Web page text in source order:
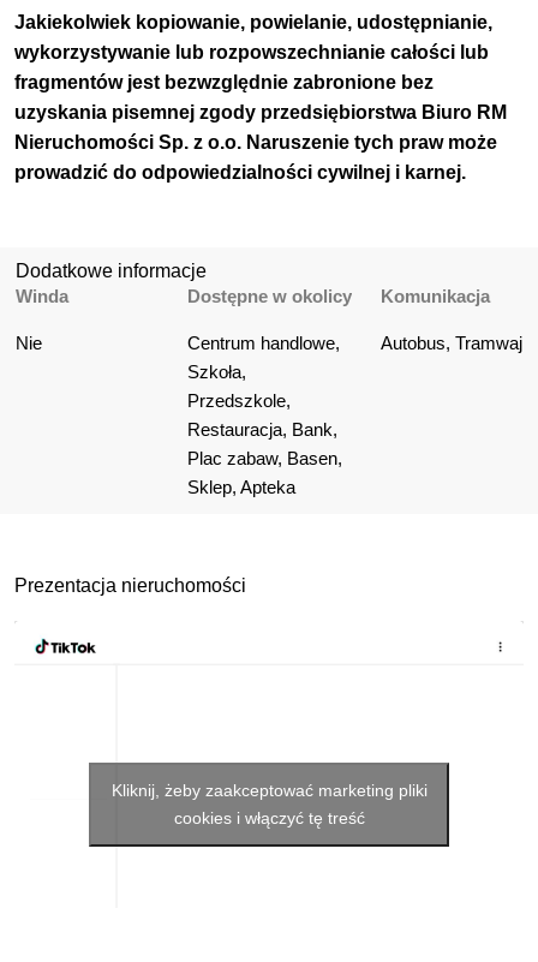
Jakiekolwiek kopiowanie, powielanie, udostępnianie,
wykorzystywanie lub rozpowszechnianie całości lub
fragmentów jest bezwzględnie zabronione bez
uzyskania pisemnej zgody przedsiębiorstwa Biuro RM
Nieruchomości Sp. z o.o. Naruszenie tych praw może
prowadzić do odpowiedzialności cywilnej i karnej.
Dodatkowe informacje
Winda
Nie
Dostępne w okolicy
Centrum handlowe,
Szkoła,
Przedszkole,
Restauracja, Bank,
Plac zabaw, Basen,
Sklep, Apteka
Komunikacja
Autobus, Tramwaj
Prezentacja nieruchomości
Kliknij, żeby zaakceptować marketing pliki
cookies i włączyć tę treść